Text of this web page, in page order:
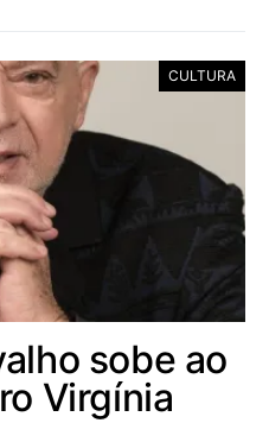
CULTURA
sobe ao
Virgínia